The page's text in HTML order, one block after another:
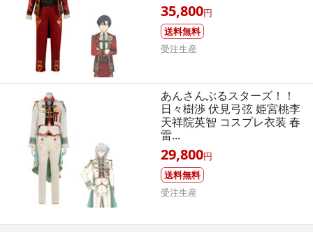
35,800円
送料無料
受注生産
あんさんぶるスターズ！！
日々樹渉 伏見弓弦 姫宮桃李
天祥院英智 コスプレ衣装 春
雷...
29,800円
送料無料
受注生産